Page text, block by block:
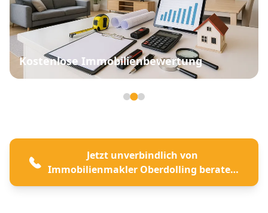
Kostenlose Immobilienbewertung
Jetzt unverbindlich von
Immobilienmakler Oberdolling beraten
lassen